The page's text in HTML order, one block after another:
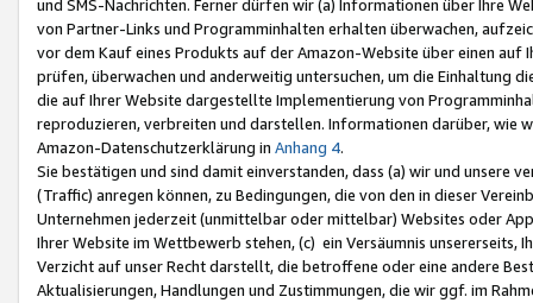
und SMS-Nachrichten. Ferner dürfen wir (a) Informationen über Ihre
von Partner-Links und Programminhalten erhalten überwachen,
vor dem Kauf eines Produkts auf der Amazon-Website über einen
prüfen, überwachen und anderweitig untersuchen, um die Einhaltung
die auf Ihrer Website dargestellte Implementierung von
reproduzieren, verbreiten und darstellen. Informationen darüber, wie
Amazon-Datenschutzerklärung in Anhang 4.
Sie bestätigen und sind damit einverstanden, dass (a) wir und
(Traffic) anregen können, zu Bedingungen, die von den in dieser
Unternehmen jederzeit (unmittelbar oder mittelbar) Websites oder
Ihrer Website im Wettbewerb stehen, (c) ein Versäumnis unsererseits,
Verzicht auf unser Recht darstellt, die betroffene oder eine andere
Aktualisierungen, Handlungen und Zustimmungen, die wir ggf. im